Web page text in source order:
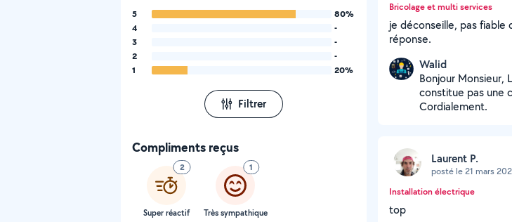
5
80%
4
-
3
-
2
-
1
20%
Filtrer
Compliments reçus
2
Super réactif
1
Très sympathique
Bricolage et multi services
je déconseille, pas fiable
réponse.
Walid
Bonjour Monsieur,
constitue pas une
Cordialement.
Laurent P.
posté le 21 mars
Installation électrique
top